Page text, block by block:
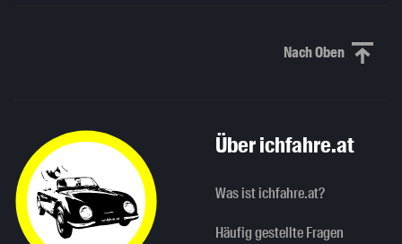
Nach ObenNach oben
Über ichfahre.at
Was ist ichfahre.at?
Häufig gestellte Fragen